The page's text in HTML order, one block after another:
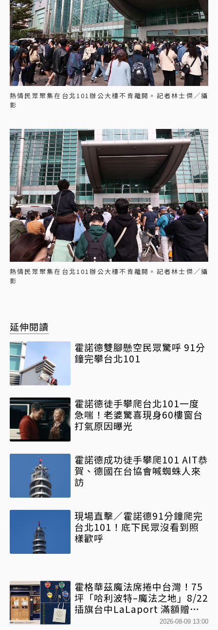
熱情民眾聚集在台北101辦公大樓不肯離開。記者林士傑／攝
影
熱情民眾聚集在台北101辦公大樓不肯離開。記者林士傑／攝
影
延伸閱讀
霍諾德雙腳懸空民眾驚呼 91分
鐘完攀台北101
霍諾德徒手攀爬台北101一度
急喘！老婆驚喜現身60樓窗台
打氣原因曝光
霍諾德成功徒手攀爬101 AIT恭
賀、德國在台協會喊蜘蛛人來
訪
現場直擊／霍諾德91分鐘爬完
台北101！底下民眾沒看到照
樣歡呼
霍格華茲魔法席捲中台灣！75
坪「哈利波特–魔法之地」8/22
插旗台中LaLaport 滿額贈送
2026-08-09 13:00